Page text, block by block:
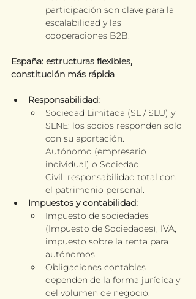
participación son clave para la
escalabilidad y las
cooperaciones B2B.
España: estructuras flexibles,
constitución más rápida
Responsabilidad:
Sociedad Limitada (SL / SLU) y
SLNE: los socios responden solo
con su aportación.
Autónomo (empresario
individual) o Sociedad
Civil: responsabilidad total con
el patrimonio personal.
Impuestos y contabilidad:
Impuesto de sociedades
(Impuesto de Sociedades), IVA,
impuesto sobre la renta para
autónomos.
Obligaciones contables
dependen de la forma jurídica y
del volumen de negocio.